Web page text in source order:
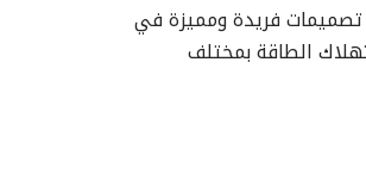
تصميمات فريدة ومميزة في
الطاقة بمختلف